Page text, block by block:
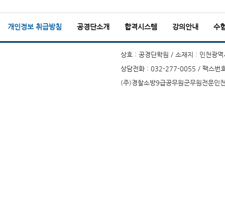
개인정보 취급방침 공경단소개 합격시스템 강의안내 수
상호 : 공경단학원 / 소재지 : 인천광
상담전화 : 032-277-0055 / 팩스번
(주)경찰소방9급공무원군무원전문